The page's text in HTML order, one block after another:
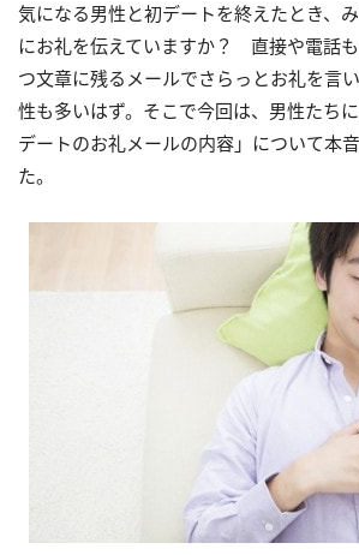
気になる男性と初デートを終えたとき、
にお礼を伝えていますか？ 直接や電話
つ文章に残るメールでさらっとお礼を言
性も多いはず。そこで今回は、男性たち
デートのお礼メールの内容」について本
た。